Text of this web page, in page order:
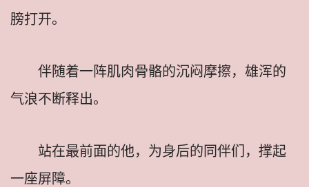
膀打开。
伴随着一阵肌肉骨骼的沉闷摩擦，雄浑的
气浪不断释出。
站在最前面的他，为身后的同伴们，撑起
一座屏障。